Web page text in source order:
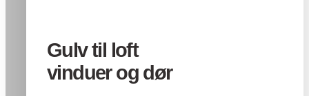
Gulv til loft
vinduer og dør